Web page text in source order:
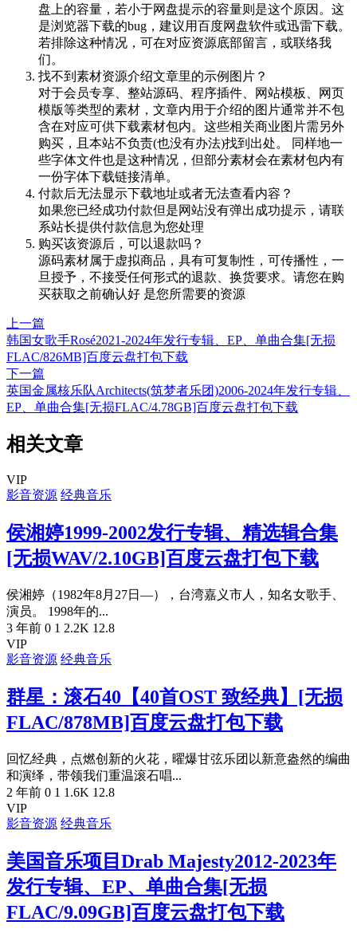
盘上的容量，若小于网盘提示的容量则是这个原因。这
是浏览器下载的bug，建议用百度网盘软件或迅雷下载。
若排除这种情况，可在对应资源底部留言，或联络我
们。
找不到素材资源介绍文章里的示例图片？
对于会员专享、整站源码、程序插件、网站模板、网页
模版等类型的素材，文章内用于介绍的图片通常并不包
含在对应可供下载素材包内。这些相关商业图片需另外
购买，且本站不负责(也没有办法)找到出处。 同样地一
些字体文件也是这种情况，但部分素材会在素材包内有
一份字体下载链接清单。
付款后无法显示下载地址或者无法查看内容？
如果您已经成功付款但是网站没有弹出成功提示，请联
系站长提供付款信息为您处理
购买该资源后，可以退款吗？
源码素材属于虚拟商品，具有可复制性，可传播性，一
旦授予，不接受任何形式的退款、换货要求。请您在购
买获取之前确认好 是您所需要的资源
上一篇
韩国女歌手Rosé2021-2024年发行专辑、EP、单曲合集[无损
FLAC/826MB]百度云盘打包下载
下一篇
英国金属核乐队Architects(筑梦者乐团)2006-2024年发行专辑、
EP、单曲合集[无损FLAC/4.78GB]百度云盘打包下载
相关文章
VIP
影音资源 经典音乐
侯湘婷1999-2002发行专辑、精选辑合集
[无损WAV/2.10GB]百度云盘打包下载
侯湘婷（1982年8月27日—），台湾嘉义市人，知名女歌手、
演员。 1998年的...
3 年前 0 1 2.2K 12.8
VIP
影音资源 经典音乐
群星：滚石40【40首OST 致经典】[无损
FLAC/878MB]百度云盘打包下载
回忆经典，点燃创新的火花，曜爆甘弦乐团以新意盎然的编曲
和演绎，带领我们重温滚石唱...
2 年前 0 1 1.6K 12.8
VIP
影音资源 经典音乐
美国音乐项目Drab Majesty2012-2023年
发行专辑、EP、单曲合集[无损
FLAC/9.09GB]百度云盘打包下载